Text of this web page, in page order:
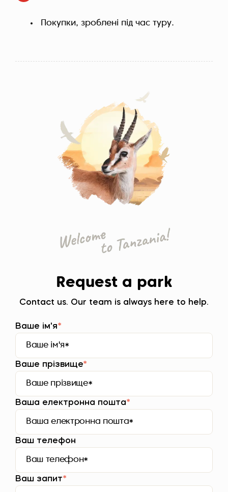
Покупки, зроблені під час туру.
Request a park
Contact us. Our team is always here to help.
Ваше ім'я*
Ваше прізвище*
Ваша електронна пошта*
Ваш телефон
Ваш запит*